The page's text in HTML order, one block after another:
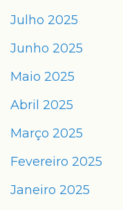
Julho 2025
Junho 2025
Maio 2025
Abril 2025
Março 2025
Fevereiro 2025
Janeiro 2025